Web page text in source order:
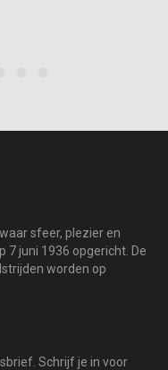
sfeer, plezier en
7 juni 1936 opgericht. De
worden op
Schrijf je in voor